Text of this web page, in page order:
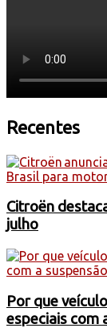
Recentes
Citroën
julho
Por que
especiais com